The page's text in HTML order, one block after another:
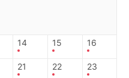
14 15 16
21 22 23